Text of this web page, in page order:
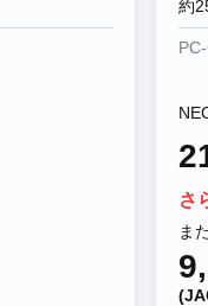
約
さ
ま